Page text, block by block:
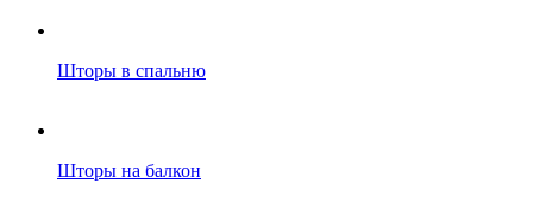
Шторы в спальню
Шторы на балкон